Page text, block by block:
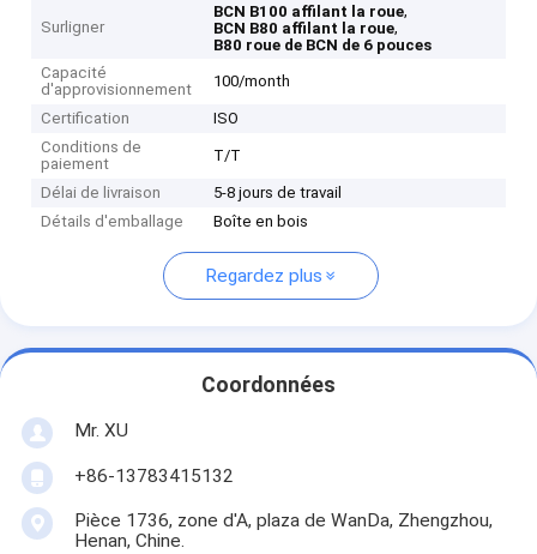
Surligner
BCN B100 affilant la roue,
BCN B80 affilant la roue,
B80 roue de BCN de 6 pouces
Capacité
d'approvisionnement
100/month
Certification
ISO
Conditions de
paiement
T/T
Délai de livraison
5-8 jours de travail
Détails d'emballage
Boîte en bois
Regardez plus
Coordonnées
Mr. XU
+86-13783415132
Pièce 1736, zone d'A, plaza de WanDa, Zhengzhou,
Henan, Chine.